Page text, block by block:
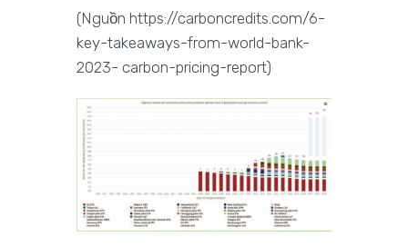
(Nguồn https://carboncredits.com/6-
key-takeaways-from-world-bank-
2023- carbon-pricing-report)